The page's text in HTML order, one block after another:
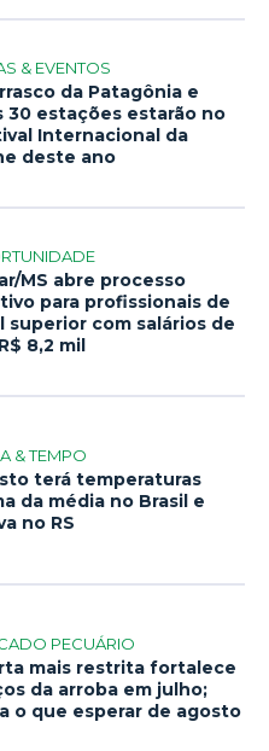
& EVENTOS
da Patagônia e
30 estações estarão no
Internacional da
deste ano
MS abre processo
para profissionais de
superior com salários de
8,2 mil
& TEMPO
terá temperaturas
da média no Brasil e
no RS
PECUÁRIO
mais restrita fortalece
da arroba em julho;
o que esperar de agosto